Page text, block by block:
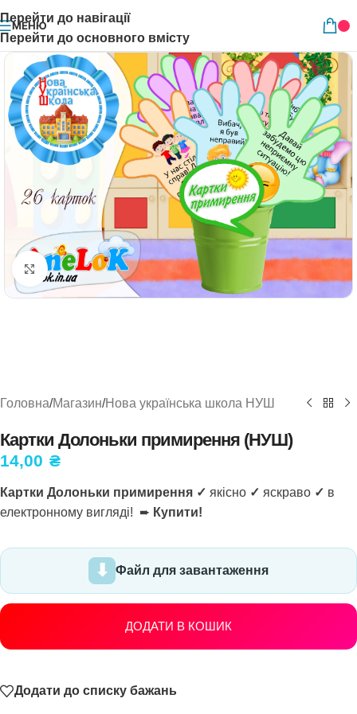
Перейти до навігації
Перейти до основного вмісту
МЕНЮ
Натисніть, щоб збільшити
Головна/Магазин/Нова українська школа НУШ
Картки Долоньки примирення (НУШ)
14,00 ₴
Картки Долоньки примирення ✓ якісно ✓ яскраво ✓ в
електронному вигляді! ➨ Купити!
Файл для завантаження
ДОДАТИ В КОШИК
Додати до списку бажань